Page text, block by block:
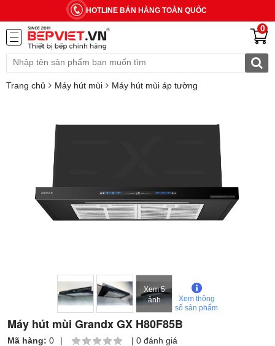
HOTLINE BÁN HÀNG TOÀN QUỐC
0
Trang chủ Máy hút mùi Máy hút mùi áp tường
Xem 5
ảnh
Xem thông
số sản phẩm
Máy hút mùi Grandx GX H80F85B
Mã hàng: 0 | | 0 đánh giá